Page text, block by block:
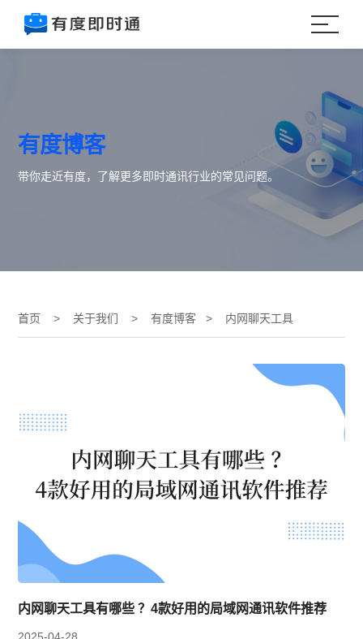
有度博客
带你走近有度，了解更多即时通讯行业的常见问题。
首页 > 关于我们 >有度博客 > 内网聊天工具
内网聊天工具有哪些 ？4款好用的局域网通讯软件推荐